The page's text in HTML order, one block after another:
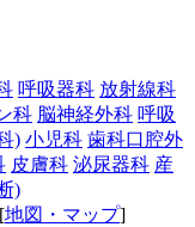
呼吸器科 放射線科
科 脳神経外科 呼吸
) 小児科 歯科口腔外
皮膚科 泌尿器科 産
)
地図・マップ]